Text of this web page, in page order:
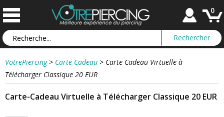
0
VotrePiercing > Carte-Cadeau > Carte-Cadeau Virtuelle à
Télécharger Classique 20 EUR
Carte-Cadeau Virtuelle à Télécharger Classique 20 EUR